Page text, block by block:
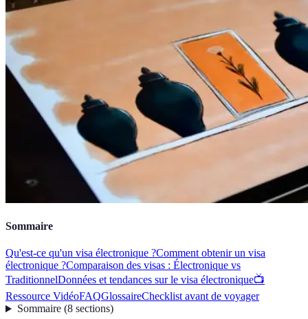
Sommaire
Qu'est-ce qu'un visa électronique ?Comment obtenir un visa
électronique ?Comparaison des visas : Électronique vs
TraditionnelDonnées et tendances sur le visa électronique📺
Ressource VidéoFAQGlossaireChecklist avant de voyager
Sommaire(8 sections)